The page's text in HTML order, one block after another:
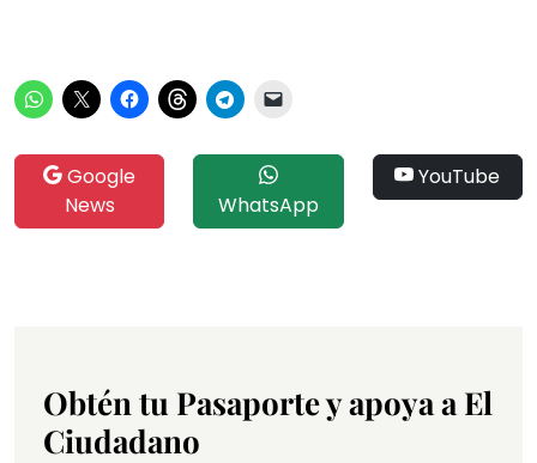
Google
News
WhatsApp
YouTube
Obtén tu Pasaporte y apoya a El
Ciudadano